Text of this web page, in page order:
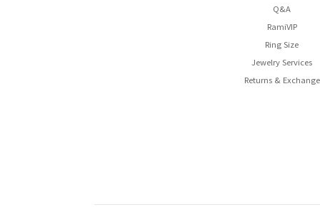
Q&A
RamiVIP
Ring Size
Jewelry Services
Returns & Exchange